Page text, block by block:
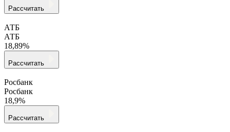
Рассчитать
АТБ
АТБ
18,89%
Рассчитать
Росбанк
Росбанк
18,9%
Рассчитать